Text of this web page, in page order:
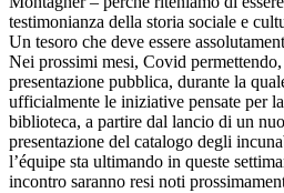
testimonianza della storia sociale e
Un tesoro che deve essere
Nei prossimi mesi, Covid permettendo,
presentazione pubblica, durante la
ufficialmente le iniziative pensate per
biblioteca, a partire dal lancio di un
presentazione del catalogo degli
l’équipe sta ultimando in queste
incontro saranno resi noti